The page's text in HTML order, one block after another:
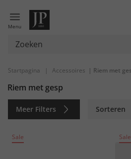
Menu
Startpagina | Accessoires | Riem met
Riem met gesp
Meer Filters Sorteren
Sale Sale